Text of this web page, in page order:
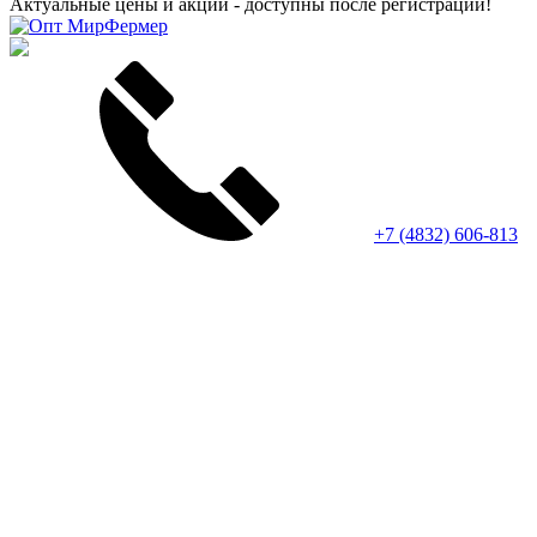
Актуальные цены и акции - доступны после регистрации!
+7 (4832) 606-813